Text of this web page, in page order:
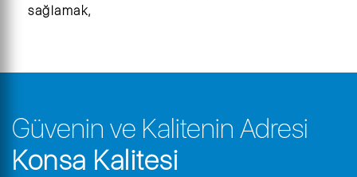
sağlamak,
Güvenin ve Kalitenin Adresi
Konsa Kalitesi